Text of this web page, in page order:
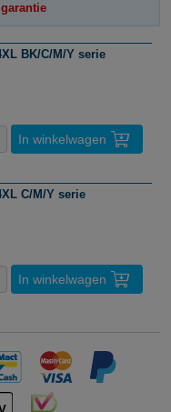
BK/C/M/Y serie
In winkelwagen
C/M/Y serie
In winkelwagen